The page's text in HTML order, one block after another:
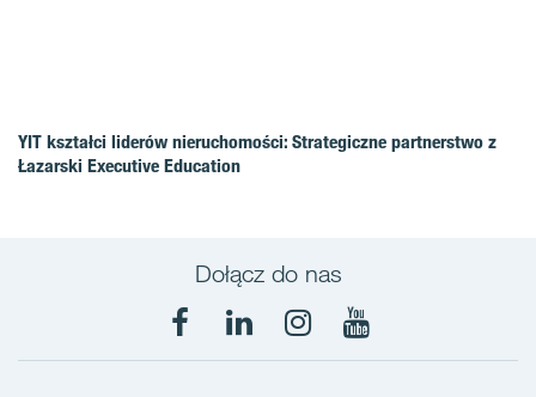
YIT kształci liderów nieruchomości: Strategiczne partnerstwo z
Łazarski Executive Education
Dołącz do nas
Facebook
LinkedInInstagram
YouTube